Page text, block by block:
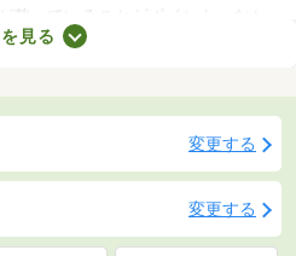
整っていることがポイント。なか
れた物件もあるので、グレードの
部屋を見つけてくださいね。
見る
変更する
変更する